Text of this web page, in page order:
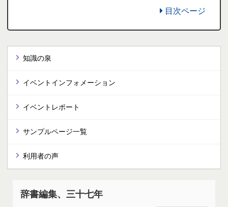
目次ページ
知識の泉
イベントインフォメーション
イベントレポート
サンプルページ一覧
利用者の声
辞書編集、三十七年